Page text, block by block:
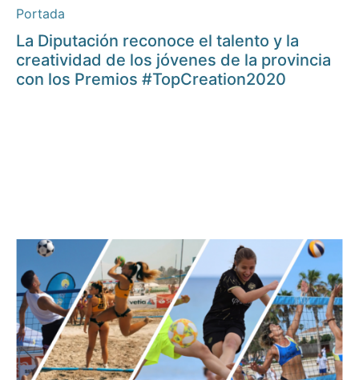
Portada
La Diputación reconoce el talento y la
creatividad de los jóvenes de la provincia
con los Premios #TopCreation2020